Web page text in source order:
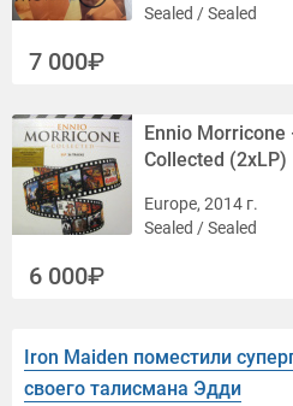
Sealed / Sealed
7 000
Ennio
Collected (2xLP)
Europe, 2014 г.
Sealed / Sealed
6 000
Iron Maiden поместили
своего талисмана Эдди